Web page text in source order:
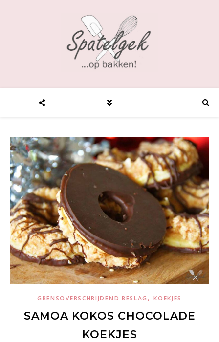
GRENSOVERSCHRIJDEND BESLAG ,KOEKJES
SAMOA KOKOS CHOCOLADE
KOEKJES